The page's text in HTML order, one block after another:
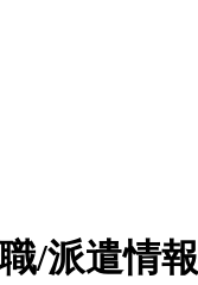
/派遣情報